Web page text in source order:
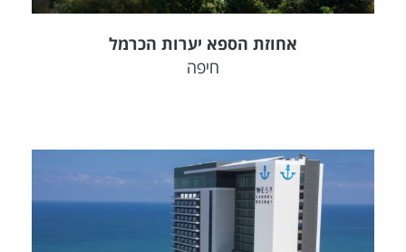
אחוזת הספא יערות הכרמל
חיפה